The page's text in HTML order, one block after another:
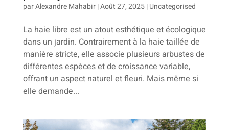
parAlexandre Mahabir|Août 27, 2025|Uncategorised
La haie libre est un atout esthétique et écologique
dans un jardin. Contrairement à la haie taillée de
manière stricte, elle associe plusieurs arbustes de
différentes espèces et de croissance variable,
offrant un aspect naturel et fleuri. Mais même si
elle demande...